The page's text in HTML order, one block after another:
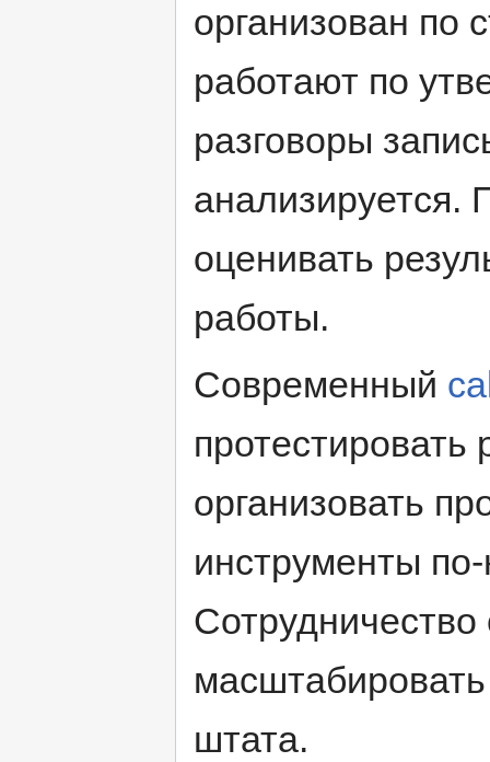
организован по
работают по
разговоры
анализируется.
оценивать
работы.
Современный
организовать
инструменты
штата.